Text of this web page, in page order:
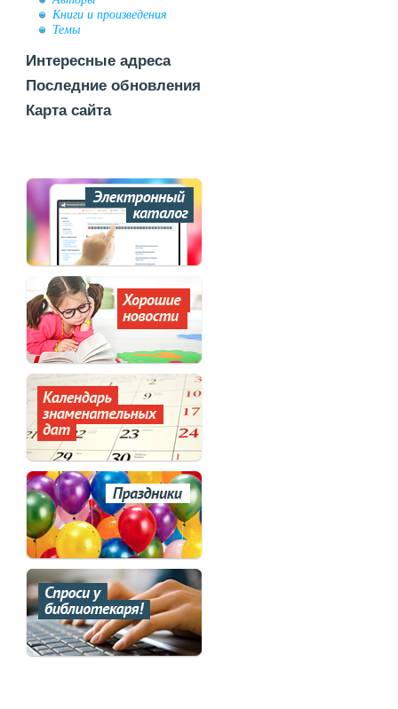
Книги и произведения
Темы
Интересные адреса
Последние обновления
Карта сайта